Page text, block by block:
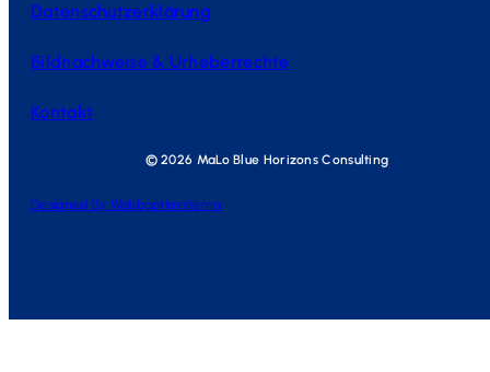
Datenschutzerklärung
Bildnachweise & Urheberrechte
Kontakt
© 2026 MaLo Blue Horizons Consulting
Designed By Webboptimisterna